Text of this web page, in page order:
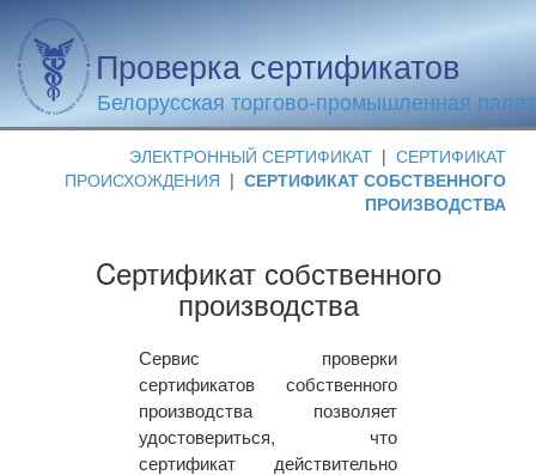
Проверка сертификатов
Белорусская торгово-промышленная
ЭЛЕКТРОННЫЙ СЕРТИФИКАТ | СЕРТИФИКАТ
ПРОИСХОЖДЕНИЯ | СЕРТИФИКАТ СОБСТВЕННОГО
ПРОИЗВОДСТВА
Cертификат собственного
производства
Сервис проверки
сертификатов собственного
производства позволяет
удостовериться, что
сертификат действительно